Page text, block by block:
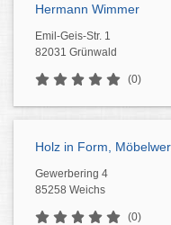
Hermann Wimmer
Emil-Geis-Str. 1
82031 Grünwald
(0)
Holz in Form,
Gewerbering 4
85258 Weichs
(0)